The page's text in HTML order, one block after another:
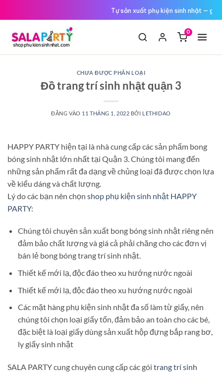
nội
dung
Đổi trả miễn phí nếu hàng lỗi
0
CHƯA ĐƯỢC PHÂN LOẠI
Đồ trang trí sinh nhật quận 3
ĐĂNG VÀO 11 THÁNG 1, 2022 BỞI LETHIDAO
HAPPY PARTY hiện tại là nhà cung cấp các sản phẩm bong
bóng sinh nhật lớn nhất tại Quận 3. Chúng tôi mang đến
những sản phẩm rất đa dạng về chủng loại đã được chọn lựa
về kiểu dáng và chất lượng.
Lý do các bạn nên chọn shop phụ kiện sinh nhật HAPPY
PARTY:
Chúng tôi chuyên sản xuất bong bóng sinh nhật riêng nên
đảm bảo chất lượng và giá cả phải chăng cho các đơn vị
bán lẻ bong bóng trang trí sinh nhật.
Thiết kế mới lạ, độc đáo theo xu hướng nước ngoài
Thiết kế mới lạ, độc đáo theo xu hướng nước ngoài
Các mặt hàng phụ kiện sinh nhật đa số làm từ giấy, nên
chúng tôi chọn loại giấy tốn, đảm bảo an toàn cho các bé,
đặc biệt là loại giấy dùng sản xuất hộp đựng bắp rang bơ,
ly giấy sinh nhật
SALA PARTY cung chuyên cung cấp các gói trang trí sinh